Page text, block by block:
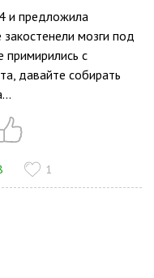
и предложила
мозги под
с
давайте собирать
1